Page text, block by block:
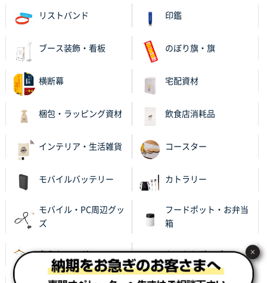
リストバンド 印鑑
ブース装飾・看板 のぼり旗・旗
横断幕 宅配資材
梱包・ラッピング資材 飲食店消耗品
インテリア・生活雑貨 コースター
モバイルバッテリー カトラリー
モバイル・PC周辺グッ
ズ
フードポット・お弁当
箱
名入れハンガー あったかグッズ ×